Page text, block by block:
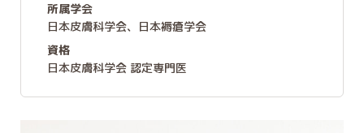
所属学会
日本皮膚科学会、日本褥瘡学会
資格
日本皮膚科学会 認定専門医